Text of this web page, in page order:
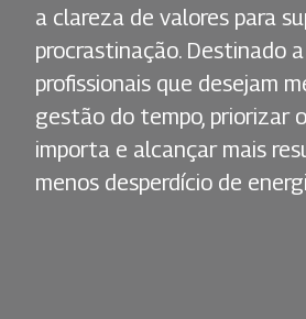
a clareza de valores para
procrastinação. Destinado
profissionais que desejam
gestão do tempo, priorizar
importa e alcançar mais
menos desperdício de